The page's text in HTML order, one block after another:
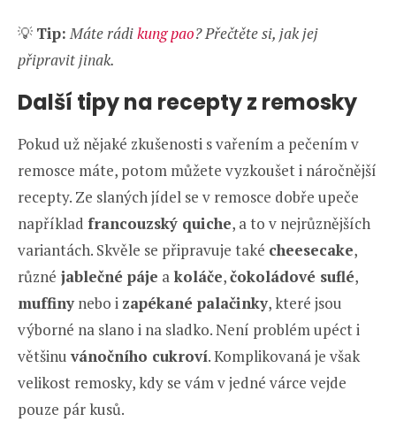
💡 Tip: Máte rádikung pao? Přečtěte si, jak jej
připravit jinak.
Další tipy na recepty z remosky
Pokud už nějaké zkušenosti s vařením a pečením v
remosce máte, potom můžete vyzkoušet i náročnější
recepty. Ze slaných jídel se v remosce dobře upeče
například francouzský quiche, a to v nejrůznějších
variantách. Skvěle se připravuje také cheesecake,
různé jablečné páje a koláče,čokoládové suflé,
muffinynebo i zapékané palačinky, které jsou
výborné na slano i na sladko. Není problém upéct i
většinu vánočního cukroví. Komplikovaná je však
velikost remosky, kdy se vám v jedné várce vejde
pouze pár kusů.